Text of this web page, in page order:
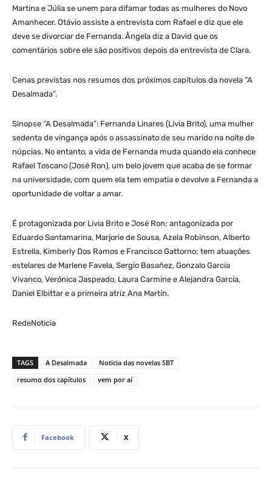
Martina e Júlia se unem para difamar todas as mulheres do Novo
Amanhecer. Otávio assiste a entrevista com Rafael e diz que ele
deve se divorciar de Fernanda. Ângela diz a David que os
comentários sobre ele são positivos depois da entrevista de Clara.
Cenas previstas nos resumos dos próximos capítulos da novela “A
Desalmada”.
Sinopse “A Desalmada”: Fernanda Linares (Livia Brito), uma mulher
sedenta de vingança após o assassinato de seu marido na noite de
núpcias. No entanto, a vida de Fernanda muda quando ela conhece
Rafael Toscano (José Ron), um belo jovem que acaba de se formar
na universidade, com quem ela tem empatia e devolve a Fernanda a
oportunidade de voltar a amar.
É protagonizada por Livia Brito e José Ron; antagonizada por
Eduardo Santamarina, Marjorie de Sousa, Azela Robinson, Alberto
Estrella, Kimberly Dos Ramos e Francisco Gattorno; tem atuações
estelares de Marlene Favela, Sergio Basañez, Gonzalo García
Vivanco, Verónica Jaspeado, Laura Carmine e Alejandra García,
Daniel Elbittar e a primeira atriz Ana Martín.
RedeNoticia
TAGS A Desalmada
Noticia das novelas SBT
resumo dos capítulos
vem por aí
Facebook X